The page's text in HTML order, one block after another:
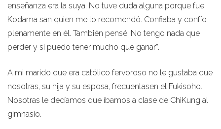
enseñanza era la suya. No tuve duda alguna porque fue
Kodama san quien me lo recomendó. Confiaba y confío
plenamente en él. También pensé: No tengo nada que
perder y si puedo tener mucho que ganar”.
A mi marido que era católico fervoroso no le gustaba que
nosotras, su hija y su esposa, frecuentasen el Fukisoho.
Nosotras le decíamos que íbamos a clase de ChiKung al
gimnasio.